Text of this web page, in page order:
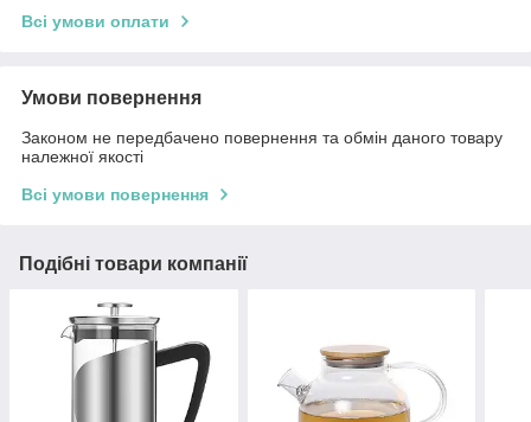
Всі умови оплати
Умови повернення
Законом не передбачено повернення та обмін даного товару
належної якості
Всі умови повернення
Подібні товари компанії